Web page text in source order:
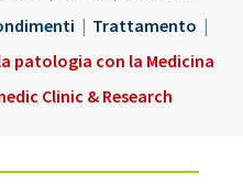
| Trattamento |
patologia con la Medicina
Clinic & Research